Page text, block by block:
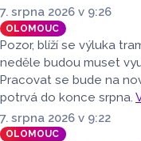
7. srpna 2026 v 9:26
OLOMOUC
Pozor, blíží se výluka
neděle budou muset
Pracovat se bude na
potrvá do konce srpna.
7. srpna 2026 v 9:22
OLOMOUC